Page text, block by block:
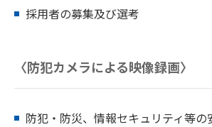
採用者の募集及び選考
〈防犯カメラによる映像録画〉
防犯・防災、情報セキュリティ等の